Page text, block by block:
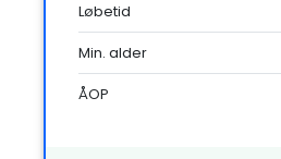
Løbetid
Min. alder
ÅOP